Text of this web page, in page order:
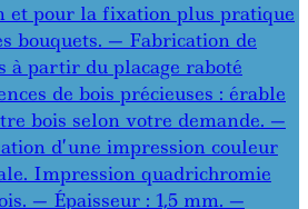
et pour la fixation plus pratique
bouquets. — Fabrication de
à partir du placage raboté
de bois précieuses : érable
bois selon votre demande. —
d’une impression couleur
Impression quadrichromie
— Épaisseur : 1,5 mm. —